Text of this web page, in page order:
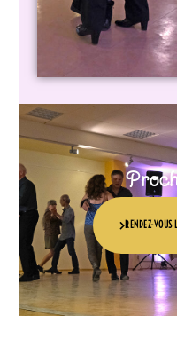
RENDEZ-